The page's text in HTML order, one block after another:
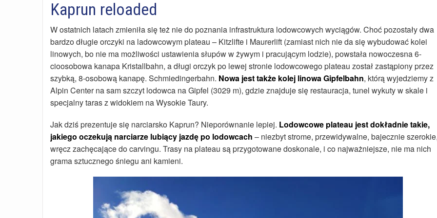
Kaprun reloaded
W ostatnich latach zmieniła się też nie do poznania infrastruktura lodowcowych wyciągów. Choć pozostały dwa
bardzo długie orczyki na ladowcowym plateau – Kitzlifte i Maurerlift (zamiast nich nie da się wybudować kolei
linowych, bo nie ma możliwości ustawienia słupów w żywym i pracującym lodzie), powstała nowoczesna 6-
cioosobowa kanapa Kristallbahn, a długi orczyk po lewej stronie lodowcowego plateau został zastąpiony przez
szybką, 8-osobową kanapę. Schmiedingerbahn. Nowa jest także kolej linowa Gipfelbahn, którą wyjedziemy z
Alpin Center na sam szczyt lodowca na Gipfel (3029 m), gdzie znajduje się restauracja, tunel wykuty w skale i
specjalny taras z widokiem na Wysokie Taury.
Jak dziś prezentuje się narciarsko Kaprun? Nieporównanie lepiej. Lodowcowe plateau jest dokładnie takie,
jakiego oczekują narciarze lubiący jazdę po lodowcach – niezbyt strome, przewidywalne, bajecznie
wręcz zachęcające do carvingu. Trasy na plateau są przygotowane doskonale, i co najważniejsze, nie ma nich
grama sztucznego śniegu ani kamieni.